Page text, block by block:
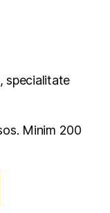
specialitate
Minim 200